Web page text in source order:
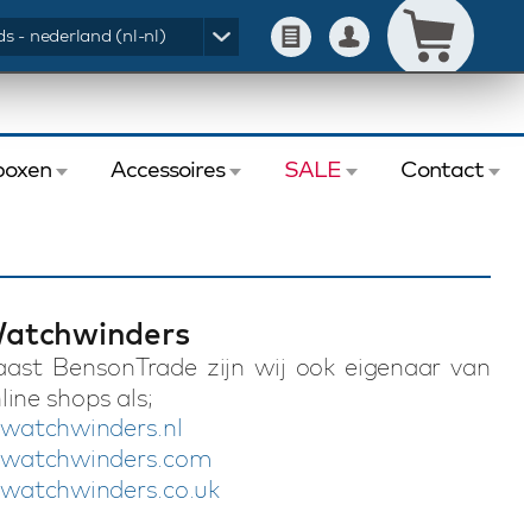
- nederland (nl-nl)
Accessoires SALE Contact
BensonTrade zijn wij ook eigenaar van
shops als;
watchwinders.nl
watchwinders.com
watchwinders.co.uk